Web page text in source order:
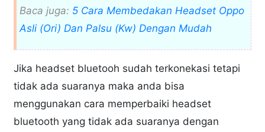
Baca juga: 5 Cara Membedakan Headset Oppo
Asli (Ori) Dan Palsu (Kw) Dengan Mudah
Jika headset bluetooh sudah terkonekasi tetapi
tidak ada suaranya maka anda bisa
menggunakan cara memperbaiki headset
bluetooth yang tidak ada suaranya dengan